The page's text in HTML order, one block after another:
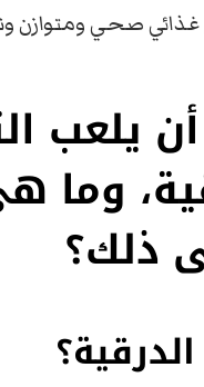
غذائي صحي
يلعب
وما
ذلك؟